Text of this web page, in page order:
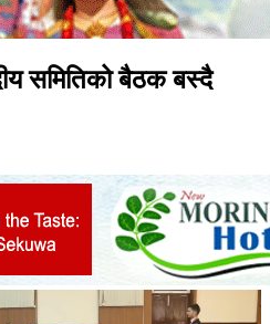
समितिको बैठक बस्दै